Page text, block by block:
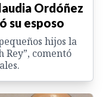
Ordóñez
su esposo
hijos la
Rey”, comentó